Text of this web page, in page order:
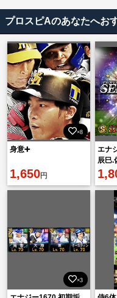
プロスピAのあなたへお
×8
身意➕
1,650円
エナ
辰巳.
×3